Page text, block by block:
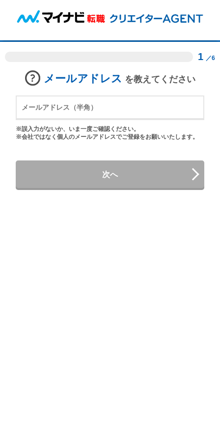
1 ／6
メールアドレス を教えてください
※誤入力がないか、いま一度ご確認ください。
※会社ではなく個人のメールアドレスでご登録をお願いいたします。
次へ